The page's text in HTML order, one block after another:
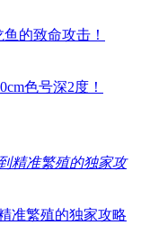
的致命攻击！
色号深2度！
准繁殖的独家攻略